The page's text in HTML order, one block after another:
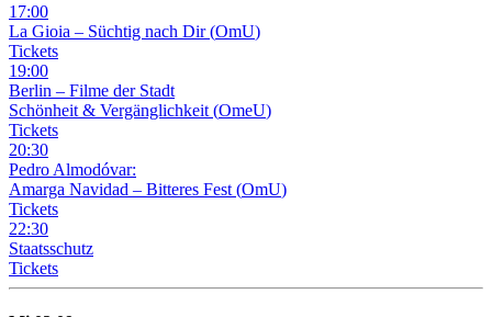
17:00
La Gioia – Süchtig nach Dir (OmU)
Tickets
19:00
Berlin – Filme der Stadt
Schönheit & Vergänglichkeit (OmeU)
Tickets
20:30
Pedro Almodóvar:
Amarga Navidad – Bitteres Fest (OmU)
Tickets
22:30
Staatsschutz
Tickets